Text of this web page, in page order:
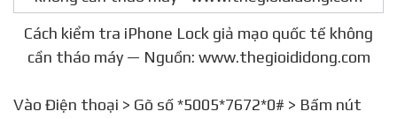
Cách kiểm tra iPhone Lock giả mạo quốc tế không
cần tháo máy — Nguồn: www.thegioididong.com
Vào Điện thoại > Gõ số *5005*7672*0# > Bấm nút